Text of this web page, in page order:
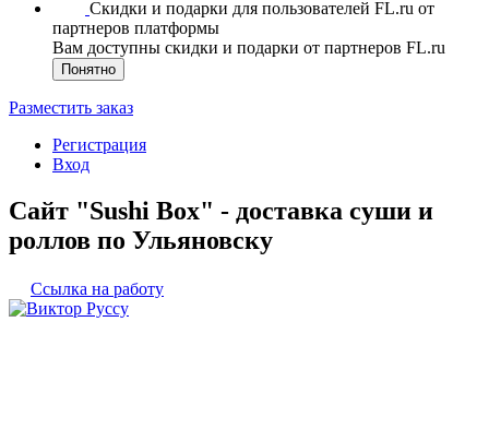
Скидки и подарки для пользователей FL.ru от
партнеров платформы
Вам доступны скидки и подарки от партнеров FL.ru
Понятно
Разместить заказ
Регистрация
Вход
Сайт "Sushi Box" - доставка суши и
роллов по Ульяновску
Ссылка на работу